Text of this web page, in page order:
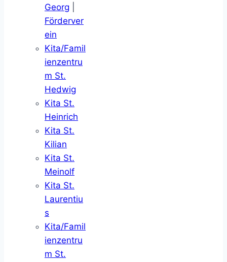
Georg
Förderver
ein
Kita/Famil
ienzentru
m St.
Hedwig
Kita St.
Heinrich
Kita St.
Kilian
Kita St.
Meinolf
Kita St.
Laurentiu
s
Kita/Famil
ienzentru
m St.